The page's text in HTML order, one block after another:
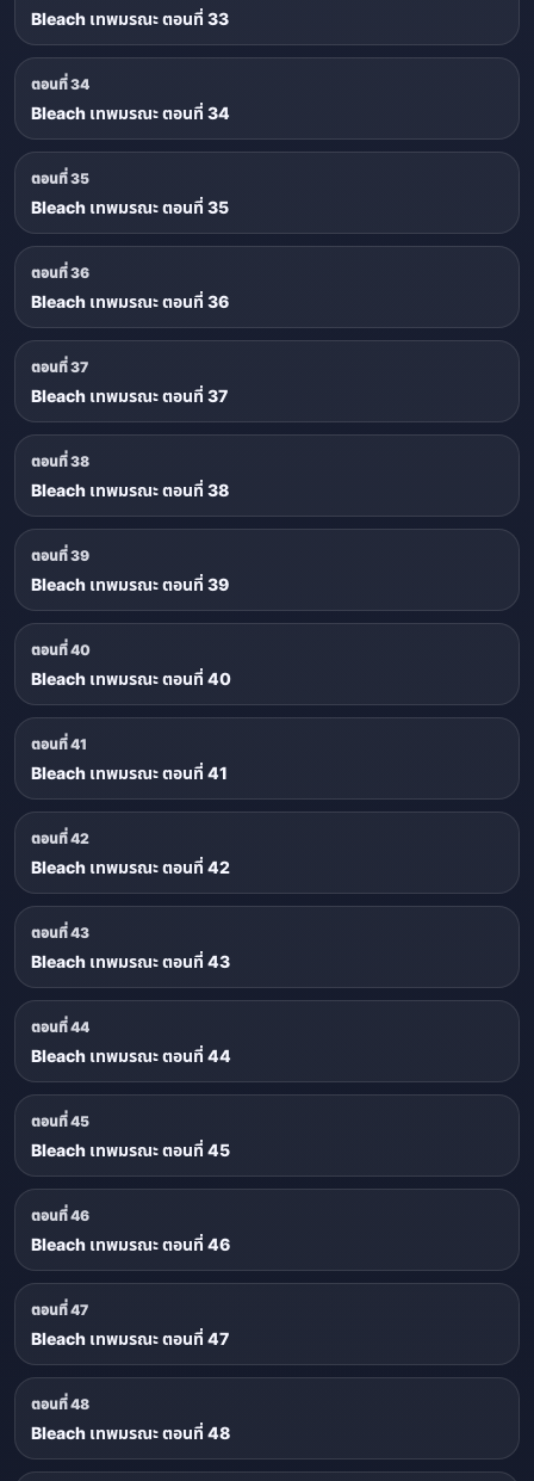
Bleach เทพมรณะ ตอนที่ 33
ตอนที่ 34
Bleach เทพมรณะ ตอนที่ 34
ตอนที่ 35
Bleach เทพมรณะ ตอนที่ 35
ตอนที่ 36
Bleach เทพมรณะ ตอนที่ 36
ตอนที่ 37
Bleach เทพมรณะ ตอนที่ 37
ตอนที่ 38
Bleach เทพมรณะ ตอนที่ 38
ตอนที่ 39
Bleach เทพมรณะ ตอนที่ 39
ตอนที่ 40
Bleach เทพมรณะ ตอนที่ 40
ตอนที่ 41
Bleach เทพมรณะ ตอนที่ 41
ตอนที่ 42
Bleach เทพมรณะ ตอนที่ 42
ตอนที่ 43
Bleach เทพมรณะ ตอนที่ 43
ตอนที่ 44
Bleach เทพมรณะ ตอนที่ 44
ตอนที่ 45
Bleach เทพมรณะ ตอนที่ 45
ตอนที่ 46
Bleach เทพมรณะ ตอนที่ 46
ตอนที่ 47
Bleach เทพมรณะ ตอนที่ 47
ตอนที่ 48
Bleach เทพมรณะ ตอนที่ 48